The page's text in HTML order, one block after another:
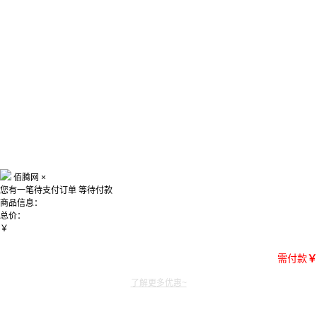
佰腾网 ×
您有一笔待支付订单 等待付款
商品信息：
总价：
￥
需付款￥
了解更多优惠~